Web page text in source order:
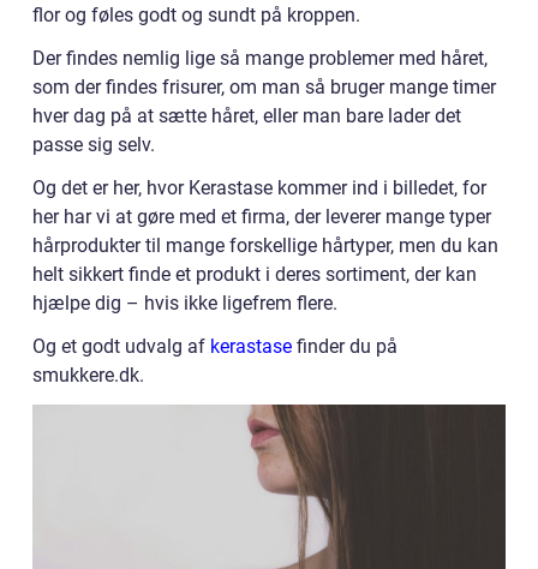
flor og føles godt og sundt på kroppen.
Der findes nemlig lige så mange problemer med håret,
som der findes frisurer, om man så bruger mange timer
hver dag på at sætte håret, eller man bare lader det
passe sig selv.
Og det er her, hvor Kerastase kommer ind i billedet, for
her har vi at gøre med et firma, der leverer mange typer
hårprodukter til mange forskellige hårtyper, men du kan
helt sikkert finde et produkt i deres sortiment, der kan
hjælpe dig – hvis ikke ligefrem flere.
Og et godt udvalg af kerastase finder du på
smukkere.dk.